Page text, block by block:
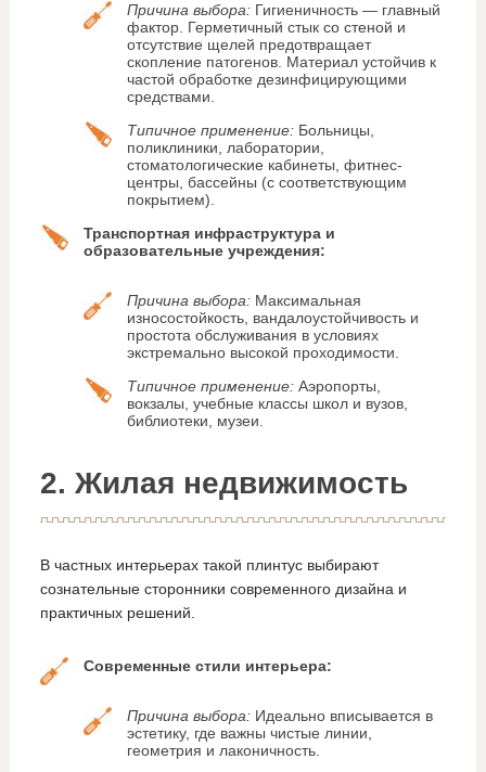
Причина выбора:Гигиеничность — главный
фактор. Герметичный стык со стеной и
отсутствие щелей предотвращает
скопление патогенов. Материал устойчив к
частой обработке дезинфицирующими
средствами.
Типичное применение:Больницы,
поликлиники, лаборатории,
стоматологические кабинеты, фитнес-
центры, бассейны (с соответствующим
покрытием).
Транспортная инфраструктура и
образовательные учреждения:
Причина выбора:Максимальная
износостойкость, вандалоустойчивость и
простота обслуживания в условиях
экстремально высокой проходимости.
Типичное применение:Аэропорты,
вокзалы, учебные классы школ и вузов,
библиотеки, музеи.
2. Жилая недвижимость
В частных интерьерах такой плинтус выбирают
сознательные сторонники современного дизайна и
практичных решений.
Современные стили интерьера:
Причина выбора:Идеально вписывается в
эстетику, где важны чистые линии,
геометрия и лаконичность.